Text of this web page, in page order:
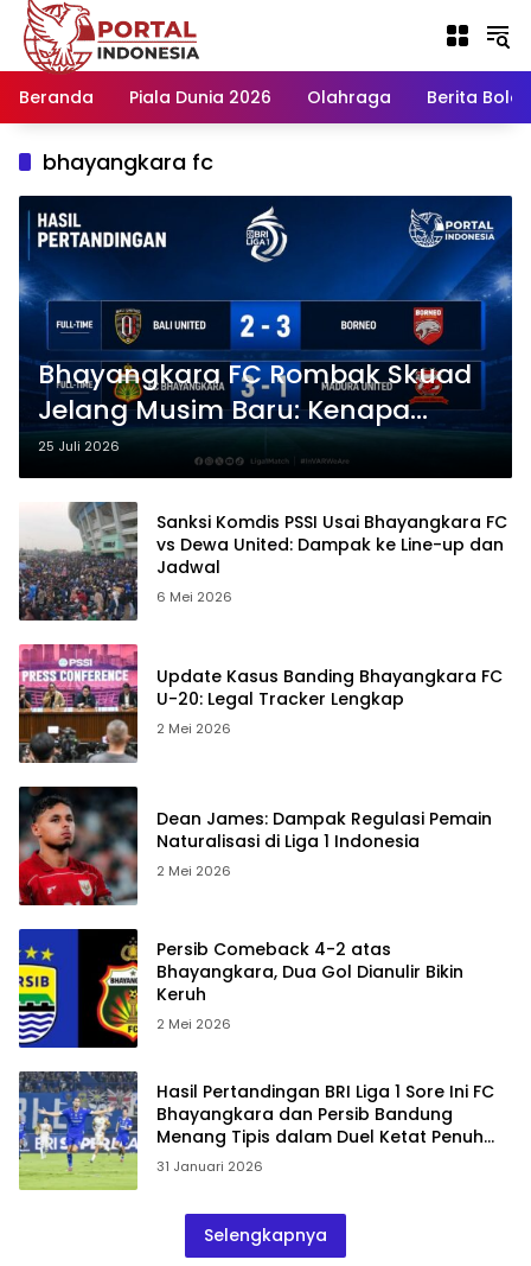
Langsung
konten
Beranda
Piala Dunia 2026 Olahraga Berita Bola
bhayangkara fc
Bhayangkara FC Rombak Skuad
Jelang Musim Baru: Kenapa
Langkah Ini Masuk Akal?
25 Juli 2026
Sanksi Komdis PSSI Usai Bhayangkara FC
vs Dewa United: Dampak ke Line-up dan
Jadwal
6 Mei 2026
Update Kasus Banding Bhayangkara FC
U-20: Legal Tracker Lengkap
2 Mei 2026
Dean James: Dampak Regulasi Pemain
Naturalisasi di Liga 1 Indonesia
2 Mei 2026
Persib Comeback 4-2 atas
Bhayangkara, Dua Gol Dianulir Bikin
Keruh
2 Mei 2026
Hasil Pertandingan BRI Liga 1 Sore Ini FC
Bhayangkara dan Persib Bandung
Menang Tipis dalam Duel Ketat Penuh
Tekanan
31 Januari 2026
Selengkapnya